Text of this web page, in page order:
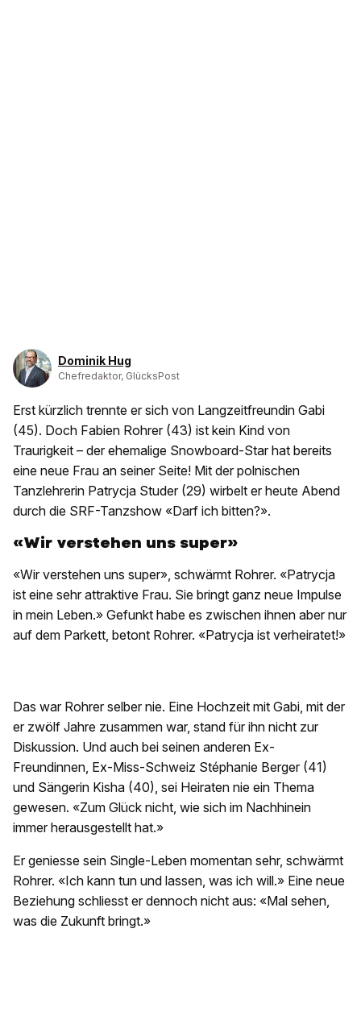
Dominik Hug
Chefredaktor, GlücksPost
Erst kürzlich trennte er sich von Langzeitfreundin Gabi
(45). Doch Fabien Rohrer (43) ist kein Kind von
Traurigkeit – der ehemalige Snowboard-Star hat bereits
eine neue Frau an seiner Seite! Mit der polnischen
Tanzlehrerin Patrycja Studer (29) wirbelt er heute Abend
durch die SRF-Tanzshow «Darf ich bitten?».
«Wir verstehen uns super»
«Wir verstehen uns super», schwärmt Rohrer. «Patrycja
ist eine sehr attraktive Frau. Sie bringt ganz neue Impulse
in mein Leben.» Gefunkt habe es zwischen ihnen aber nur
auf dem Parkett, betont Rohrer. «Patrycja ist verheiratet!»
Das war Rohrer selber nie. Eine Hochzeit mit Gabi, mit der
er zwölf Jahre zusammen war, stand für ihn nicht zur
Diskussion. Und auch bei seinen anderen Ex-
Freundinnen, Ex-Miss-Schweiz Stéphanie Berger (41)
und Sängerin Kisha (40), sei Heiraten nie ein Thema
gewesen. «Zum Glück nicht, wie sich im Nachhinein
immer herausgestellt hat.»
Er geniesse sein Single-Leben momentan sehr, schwärmt
Rohrer. «Ich kann tun und lassen, was ich will.» Eine neue
Beziehung schliesst er dennoch nicht aus: «Mal sehen,
was die Zukunft bringt.»